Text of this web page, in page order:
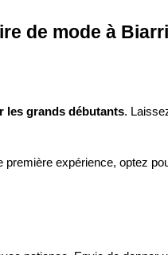
de mode à
les grands débutants.
expérience, optez